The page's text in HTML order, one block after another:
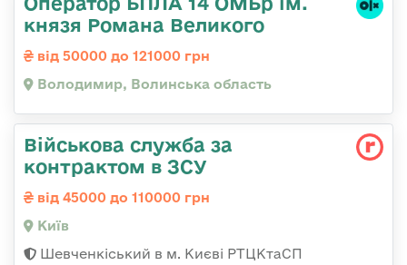
князя Романа Великого
від 50000 до 121000 грн
Володимир, Волинська область
Військова служба за
контрактом в ЗСУ
від 45000 до 110000 грн
Київ
Шевченкіський в м. Києві РТЦКтаСП